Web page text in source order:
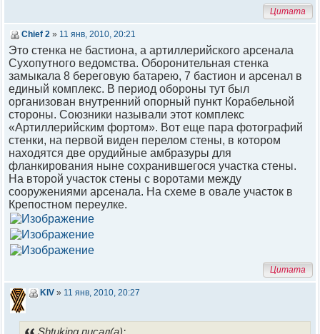
Цитата
Chief 2 » 11 янв, 2010, 20:21
Это стенка не бастиона, а артиллерийского арсенала
Сухопутного ведомства. Оборонительная стенка
замыкала 8 береговую батарею, 7 бастион и арсенал в
единый комплекс. В период обороны тут был
организован внутренний опорный пункт Корабельной
стороны. Союзники называли этот комплекс
«Артиллерийским фортом». Вот еще пара фотографий
стенки, на первой виден перелом стены, в котором
находятся две орудийные амбразуры для
фланкирования ныне сохранившегося участка стены.
На второй участок стены с воротами между
сооружениями арсенала. На схеме в овале участок в
Крепостном переулке.
Цитата
KIV» 11 янв, 2010, 20:27